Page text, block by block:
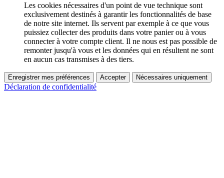
Les cookies nécessaires d'un point de vue technique sont
exclusivement destinés à garantir les fonctionnalités de base
de notre site internet. Ils servent par exemple à ce que vous
puissiez collecter des produits dans votre panier ou à vous
connecter à votre compte client. Il ne nous est pas possible de
remonter jusqu'à vous et les données qui en résultent ne sont
en aucun cas transmises à des tiers.
Enregistrer mes préférences Accepter Nécessaires uniquement
Déclaration de confidentialité